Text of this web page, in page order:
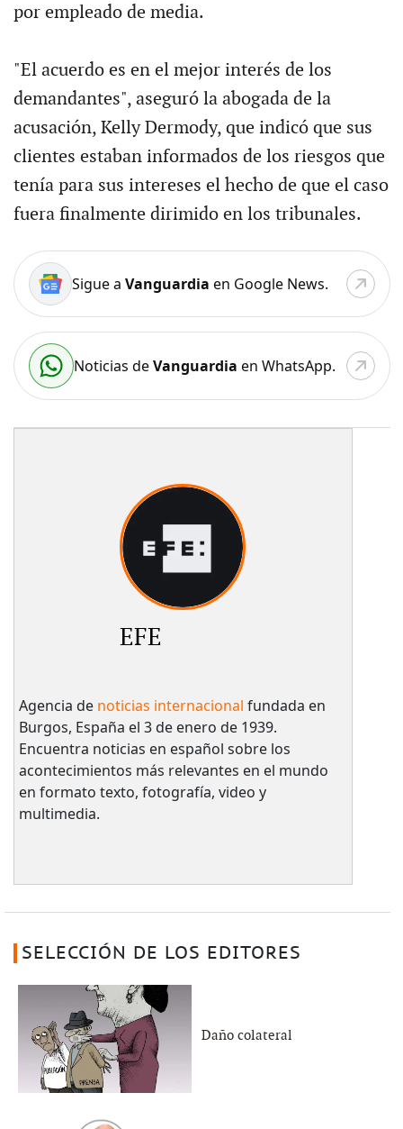
por empleado de media.
"El acuerdo es en el mejor interés de los
demandantes", aseguró la abogada de la
acusación, Kelly Dermody, que indicó que sus
clientes estaban informados de los riesgos que
tenía para sus intereses el hecho de que el caso
fuera finalmente dirimido en los tribunales.
Sigue a Vanguardia en Google News.
Noticias deVanguardia en WhatsApp.
EFE
Agencia de noticias internacional fundada en
Burgos, España el 3 de enero de 1939.
Encuentra noticias en español sobre los
acontecimientos más relevantes en el mundo
en formato texto, fotografía, video y
multimedia.
SELECCIÓN DE LOS EDITORES
Daño colateral